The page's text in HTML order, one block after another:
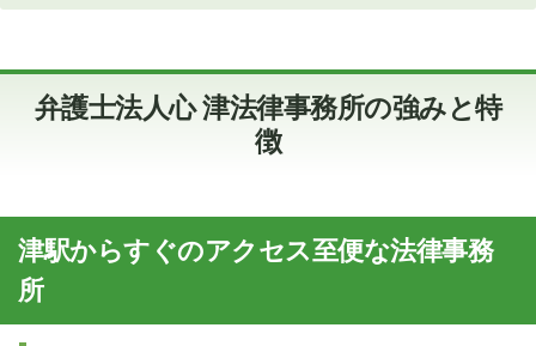
弁護士法人心 津法律事務所の強みと特
徴
津駅からすぐのアクセス至便な法律事務
所